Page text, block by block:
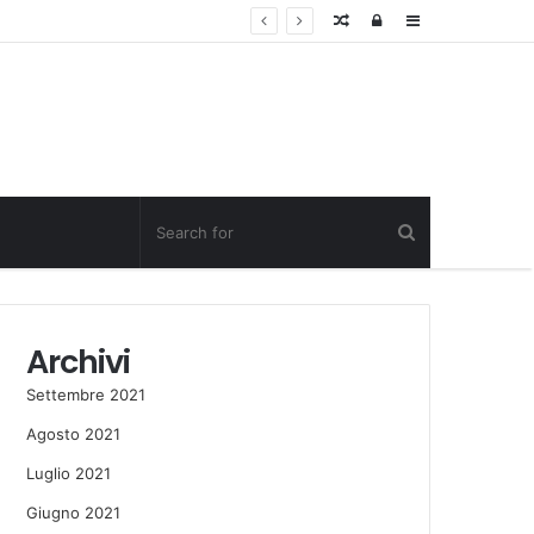
Sidebar
Log
Random
Archivi
Settembre 2021
Agosto 2021
Luglio 2021
Giugno 2021